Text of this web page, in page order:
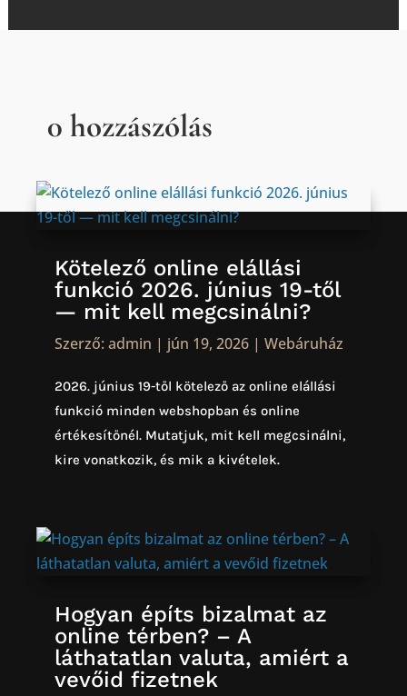
0 hozzászólás
Kötelező online elállási
funkció 2026. június 19-től
— mit kell megcsinálni?
Szerző:admin | jún 19, 2026 |Webáruház
2026. június 19-től kötelező az online elállási
funkció minden webshopban és online
értékesítőnél. Mutatjuk, mit kell megcsinálni,
kire vonatkozik, és mik a kivételek.
Hogyan építs bizalmat az
online térben? – A
láthatatlan valuta, amiért a
vevőid fizetnek